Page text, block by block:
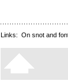
Links: On snot and